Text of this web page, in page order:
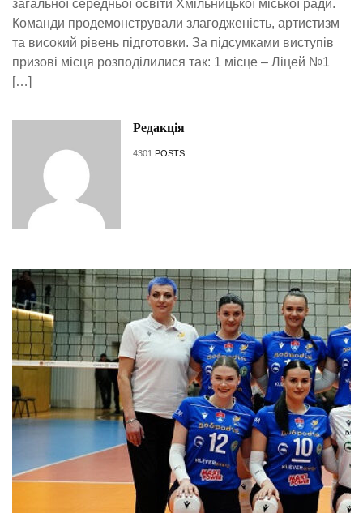
загальної середньої освіти Хмільницької міської ради.
Команди продемонстрували злагодженість, артистизм
та високий рівень підготовки. За підсумками виступів
призові місця розподілилися так: 1 місце – Ліцей №1
[…]
Редакція
4301 POSTS